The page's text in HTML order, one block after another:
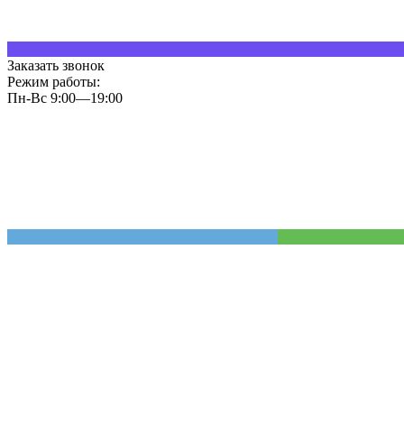
Заказать звонок
Режим работы:
Пн-Вс 9:00—19:00